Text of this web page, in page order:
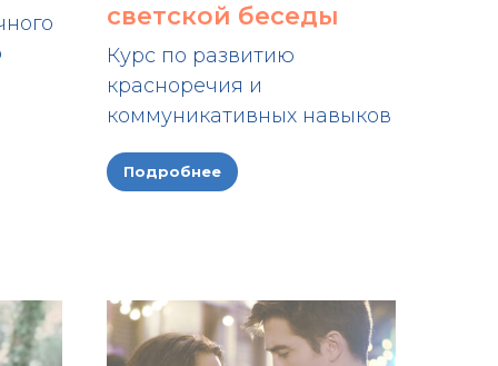
светской беседы
Курс по развитию
красноречия и
коммуникативных навыков
Подробнее